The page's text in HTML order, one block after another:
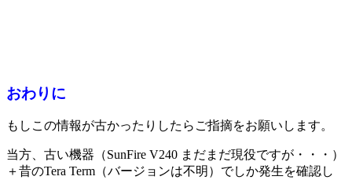
おわりに
もしこの情報が古かったりしたらご指摘をお願いします。
当方、古い機器（SunFire V240 まだまだ現役ですが・・・）
＋昔のTera Term（バージョンは不明）でしか発生を確認し